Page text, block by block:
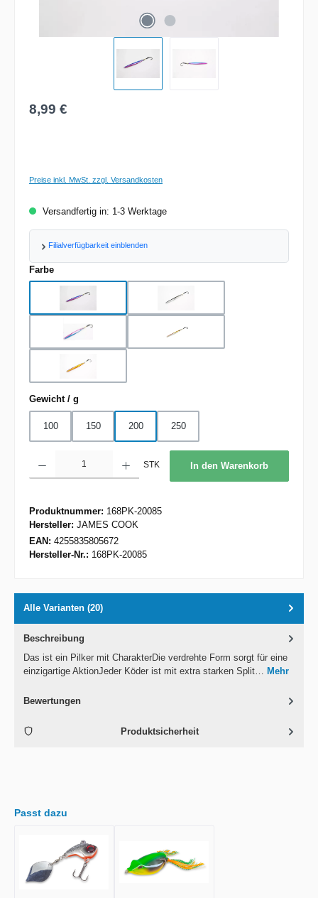
Regulärer Preis:
8,99 €
Preise inkl. MwSt. zzgl. Versandkosten
Versandfertig in: 1-3 Werktage
Filialverfügbarkeit einblenden
Farbeauswählen
Gewicht / g
100 150 200 250
STK In den Warenkorb
Produktnummer: 168PK-20085
Hersteller: JAMES COOK
EAN: 4255835805672
Hersteller-Nr.: 168PK-20085
Alle Varianten (20)
Beschreibung
Das ist ein Pilker mit CharakterDie verdrehte Form sorgt für eine
einzigartige AktionJeder Köder ist mit extra starken Split… Mehr
Bewertungen
Produktsicherheit
Passt dazu